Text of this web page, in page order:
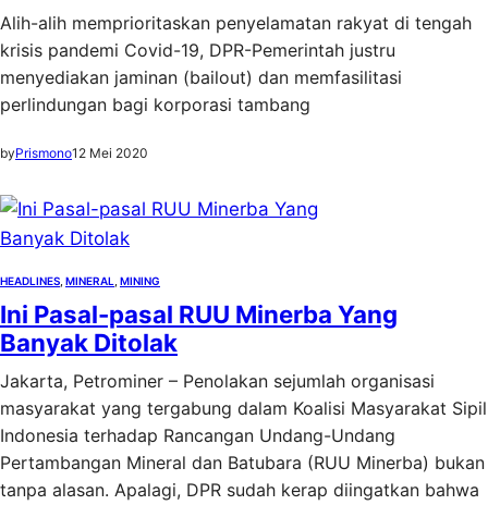
Alih-alih memprioritaskan penyelamatan rakyat di tengah
krisis pandemi Covid-19, DPR-Pemerintah justru
menyediakan jaminan (bailout) dan memfasilitasi
perlindungan bagi korporasi tambang
byPrismono12 Mei 2020
HEADLINES MINERAL MINING
Ini Pasal-pasal RUU Minerba Yang
Banyak Ditolak
Jakarta, Petrominer – Penolakan sejumlah organisasi
masyarakat yang tergabung dalam Koalisi Masyarakat Sipil
Indonesia terhadap Rancangan Undang-Undang
Pertambangan Mineral dan Batubara (RUU Minerba) bukan
tanpa alasan. Apalagi, DPR sudah kerap diingatkan bahwa